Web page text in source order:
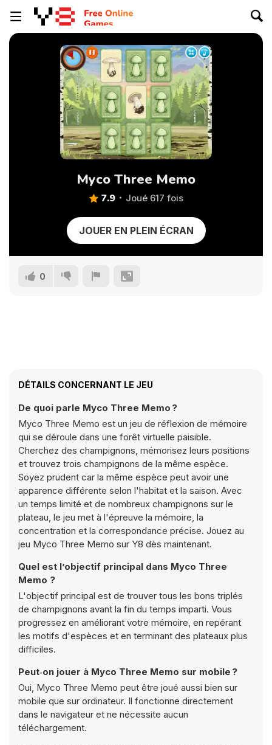
Myco Three Memo
7.9 Joué 617 fois
JOUER EN PLEIN ÉCRAN
0
DÉTAILS CONCERNANT LE JEU
De quoi parle Myco Three Memo ?
Myco Three Memo est un jeu de réflexion de mémoire
qui se déroule dans une forêt virtuelle paisible.
Cherchez des champignons, mémorisez leurs positions
et trouvez trois champignons de la même espèce.
Soyez prudent car la même espèce peut avoir une
apparence différente selon l'habitat et la saison. Avec
un temps limité et de nombreux champignons sur le
plateau, le jeu met à l'épreuve la mémoire, la
concentration et la correspondance précise. Jouez au
jeu Myco Three Memo sur Y8 dès maintenant.
Quel est l’objectif principal dans Myco Three
Memo ?
L'objectif principal est de trouver tous les bons triplés
de champignons avant la fin du temps imparti. Vous
progressez en améliorant votre mémoire, en repérant
les motifs d'espèces et en terminant des plateaux plus
difficiles.
Peut‑on jouer à Myco Three Memo sur mobile ?
Oui, Myco Three Memo peut être joué aussi bien sur
mobile que sur ordinateur. Il fonctionne directement
dans le navigateur et ne nécessite aucun
téléchargement.